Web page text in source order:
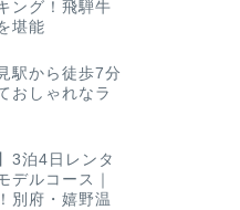
ング！飛騨牛
堪能
駅から徒歩7分
おしゃれなラ
3泊4日レンタ
デルコース｜
別府・嬉野温